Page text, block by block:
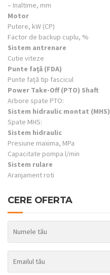
– Inaltime, mm
Motor
Putere, kW (CP)
Factor de backup cuplu, %
Sistem antrenare
Cutie viteze
Punte faţă (FDA)
Punte faţă tip fascicul
Power Take-Off (PTO) Shaft
Arbore spate PTO:
Sistem hidraulic montat (MHS)
Spate MHS:
Sistem hidraulic
Presiune maxima, MPa
Capacitate pompa l/min
Sistem rulare
Aranjament roti
CERE OFERTA